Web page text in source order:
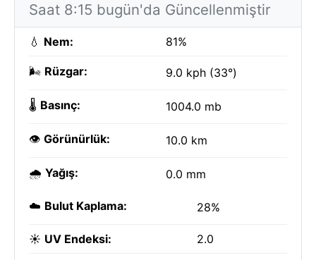
Saat 8:15 bugün'da Güncellenmiştir
💧 Nem: 81%
🌬️ Rüzgar: 9.0 kph (33°)
🌡️ Basınç: 1004.0 mb
👁️ Görünürlük: 10.0 km
🌧️ Yağış: 0.0 mm
☁️ Bulut Kaplama: 28%
☀️ UV Endeksi: 2.0